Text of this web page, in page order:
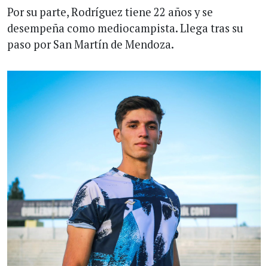
Por su parte, Rodríguez tiene 22 años y se
desempeña como mediocampista. Llega tras su
paso por San Martín de Mendoza.